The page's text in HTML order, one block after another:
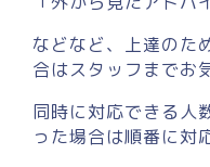
などなど、上達のた
合はスタッフまでお
同時に対応できる人
った場合は順番に対